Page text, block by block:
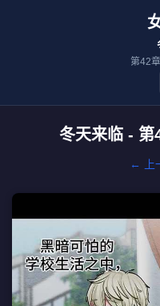
第42
冬天来临 - 第
← 上